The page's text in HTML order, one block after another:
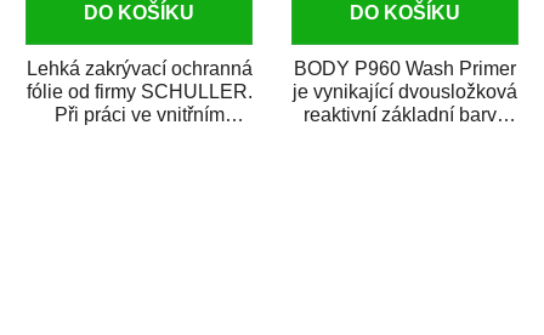
DO KOŠÍKU
Lehká zakrývací ochranná
fólie od firmy SCHULLER.
Při práci ve vnitřním
DO KOŠÍKU
BODY P960 Wash Primer
je vynikající dvousložková
reaktivní základní barva